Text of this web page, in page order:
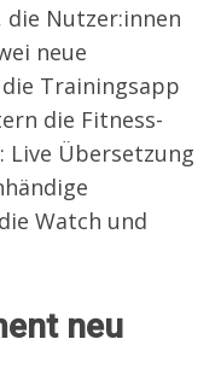
die Nutzer:innen
neue
Trainingsapp
die Fitness-
Live Übersetzung
Watch und
neu